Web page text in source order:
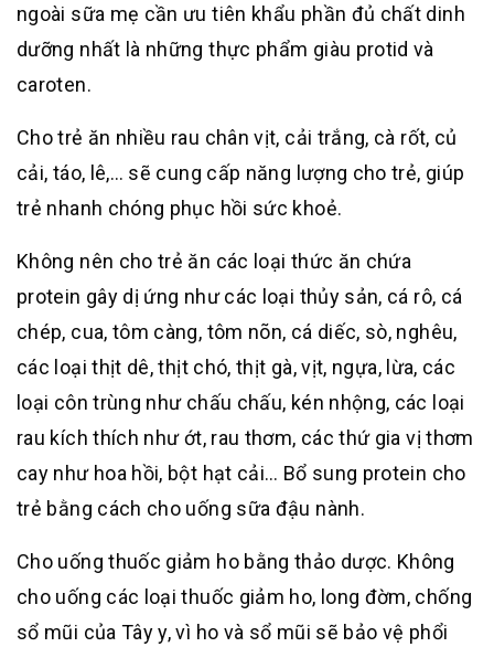
ngoài sữa mẹ cần ưu tiên khẩu phần đủ chất dinh
dưỡng nhất là những thực phẩm giàu protid và
caroten.
Cho trẻ ăn nhiều rau chân vịt, cải trắng, cà rốt, củ
cải, táo, lê,… sẽ cung cấp năng lượng cho trẻ, giúp
trẻ nhanh chóng phục hồi sức khoẻ.
Không nên cho trẻ ăn các loại thức ăn chứa
protein gây dị ứng như các loại thủy sản, cá rô, cá
chép, cua, tôm càng, tôm nõn, cá diếc, sò, nghêu,
các loại thịt dê, thịt chó, thịt gà, vịt, ngựa, lừa, các
loại côn trùng như chấu chấu, kén nhộng, các loại
rau kích thích như ớt, rau thơm, các thứ gia vị thơm
cay như hoa hồi, bột hạt cải… Bổ sung protein cho
trẻ bằng cách cho uống sữa đậu nành.
Cho uống thuốc giảm ho bằng thảo dược. Không
cho uống các loại thuốc giảm ho, long đờm, chống
sổ mũi của Tây y, vì ho và sổ mũi sẽ bảo vệ phổi